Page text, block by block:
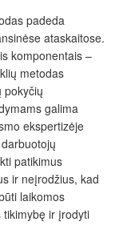
padeda
ataskaitose.
komponentais –
metodas
pokyčių
galima
ekspertizėje
patikimus
ir neįrodžius, kad
laikomos
tikimybę ir įrodyti